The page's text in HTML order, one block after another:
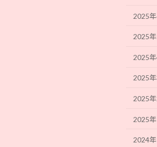
2025
2025
2025
2025
2025
2025
2024